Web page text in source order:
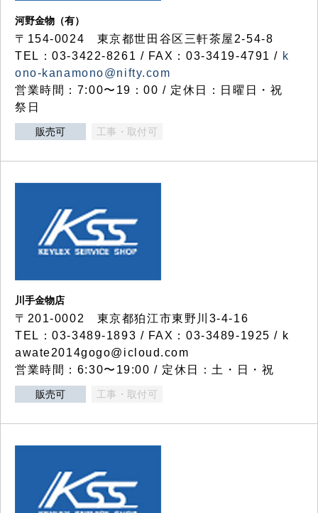
河野金物（有）
〒154-0024 東京都世田谷区三軒茶屋2-54-8
TEL：03-3422-8261 / FAX：03-3419-4791 / k
ono-kanamono@nifty.com
営業時間：7:00〜19：00 / 定休日：日曜日・祝
祭日
販売可 工事・取付可
川手金物店
〒201-0002 東京都狛江市東野川3-4-16
TEL：03-3489-1893 / FAX：03-3489-1925 / k
awate2014gogo@icloud.com
営業時間：6:30〜19:00 / 定休日：土・日・祝
販売可 工事・取付可